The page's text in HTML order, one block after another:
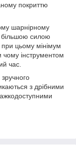
покриттю
шарнірному
більшою силою
при цьому мінімум
чому інструментом
час.
з дрібними